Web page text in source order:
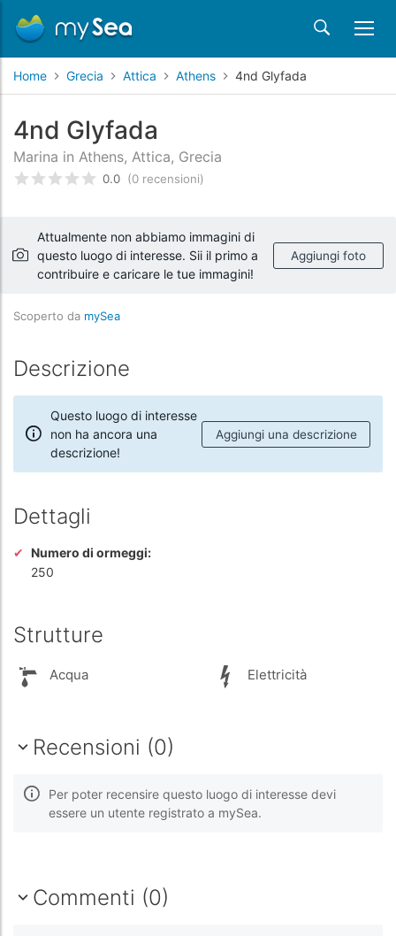
Home Grecia Attica Athens 4nd Glyfada
4nd Glyfada
Marina in Athens, Attica, Grecia
Valutato0/5 basata surecensioni dei clienti
0.0 (0 recensioni)
Attualmente non abbiamo immagini di
questo luogo di interesse. Sii il primo a
contribuire e caricare le tue immagini!
Aggiungi foto
Scoperto da mySea
Descrizione
Questo luogo di interesse
non ha ancora una
descrizione!
Aggiungi una descrizione
Dettagli
Numero di ormeggi:
250
Strutture
Acqua Elettricità
Recensioni (0)
Per poter recensire questo luogo di interesse devi
essere un utente registrato a mySea.
Commenti (0)